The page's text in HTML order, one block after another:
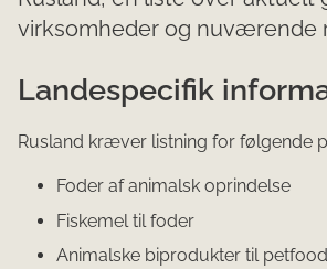
virksomheder og nuværende
Landespecifik
Rusland kræver listning for følgende
Foder af animalsk oprindelse
Fiskemel til foder
Animalske biprodukter til petfood